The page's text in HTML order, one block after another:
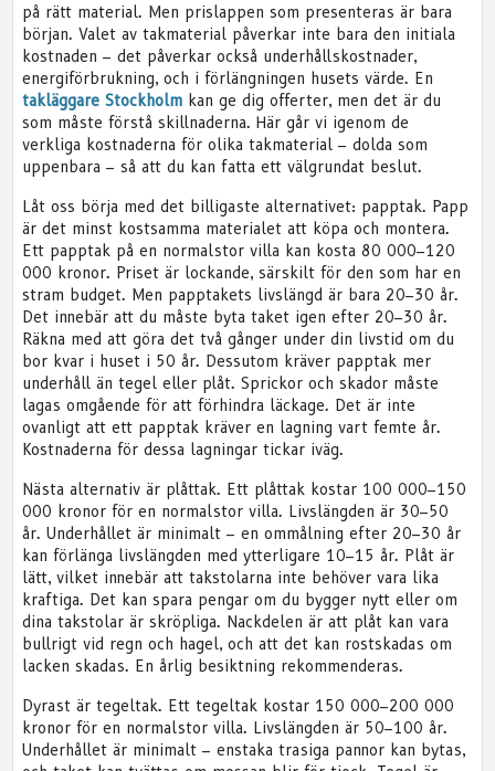
på rätt material. Men prislappen som presenteras är bara
början. Valet av takmaterial påverkar inte bara den initiala
kostnaden – det påverkar också underhållskostnader,
energiförbrukning, och i förlängningen husets värde. En
takläggare Stockholm kan ge dig offerter, men det är du
som måste förstå skillnaderna. Här går vi igenom de
verkliga kostnaderna för olika takmaterial – dolda som
uppenbara – så att du kan fatta ett välgrundat beslut.
Låt oss börja med det billigaste alternativet: papptak. Papp
är det minst kostsamma materialet att köpa och montera.
Ett papptak på en normalstor villa kan kosta 80 000–120
000 kronor. Priset är lockande, särskilt för den som har en
stram budget. Men papptakets livslängd är bara 20–30 år.
Det innebär att du måste byta taket igen efter 20–30 år.
Räkna med att göra det två gånger under din livstid om du
bor kvar i huset i 50 år. Dessutom kräver papptak mer
underhåll än tegel eller plåt. Sprickor och skador måste
lagas omgående för att förhindra läckage. Det är inte
ovanligt att ett papptak kräver en lagning vart femte år.
Kostnaderna för dessa lagningar tickar iväg.
Nästa alternativ är plåttak. Ett plåttak kostar 100 000–150
000 kronor för en normalstor villa. Livslängden är 30–50
år. Underhållet är minimalt – en ommålning efter 20–30 år
kan förlänga livslängden med ytterligare 10–15 år. Plåt är
lätt, vilket innebär att takstolarna inte behöver vara lika
kraftiga. Det kan spara pengar om du bygger nytt eller om
dina takstolar är skröpliga. Nackdelen är att plåt kan vara
bullrigt vid regn och hagel, och att det kan rostskadas om
lacken skadas. En årlig besiktning rekommenderas.
Dyrast är tegeltak. Ett tegeltak kostar 150 000–200 000
kronor för en normalstor villa. Livslängden är 50–100 år.
Underhållet är minimalt – enstaka trasiga pannor kan bytas,